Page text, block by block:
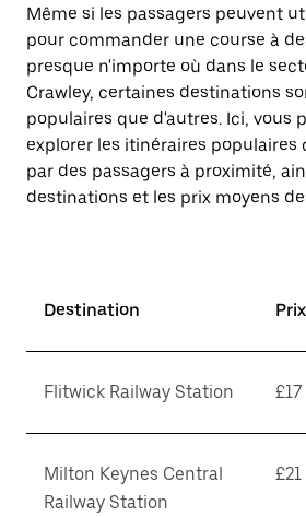
Même si les passagers peuvent
pour commander une course à
presque n'importe où dans le
Crawley, certaines destinations
populaires que d'autres. Ici, vous
explorer les itinéraires populaires
par des passagers à proximité,
destinations et les prix moyens
Destination
Flitwick Railway Station £17
Milton Keynes Central
Railway Station
£21